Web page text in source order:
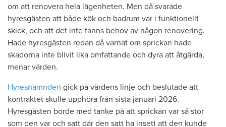
om att renovera hela lägenheten. Men då svarade
hyresgästen att både kök och badrum var i funktionellt
skick, och att det inte fanns behov av någon renovering.
Hade hyresgästen redan då varnat om sprickan hade
skadorna inte blivit lika omfattande och dyra att åtgärda,
menar värden.
Hyresnämnden gick på värdens linje och beslutade att
kontraktet skulle upphöra från sista januari 2026.
Hyresgästen borde med tanke på att sprickan var så stor
som den var och satt där den satt ha insett att den kunde